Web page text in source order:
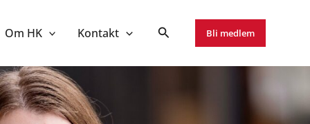
Om HK Kontakt Bli medlem